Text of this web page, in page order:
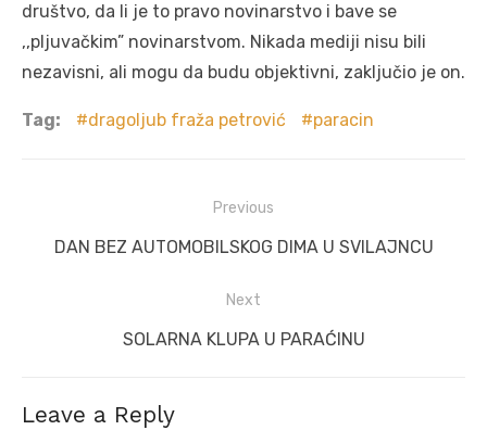
društvo, da li je to pravo novinarstvo i bave se
,,pljuvačkim” novinarstvom. Nikada mediji nisu bili
nezavisni, ali mogu da budu objektivni, zaključio je on.
Tag: dragoljub fraža petrović paracin
navigation
Previous
Previous
DAN BEZ AUTOMOBILSKOG DIMA U SVILAJNCU
Next
Next
SOLARNA KLUPA U PARAĆINU
Leave a Reply